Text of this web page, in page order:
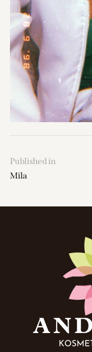
Published in
Mila